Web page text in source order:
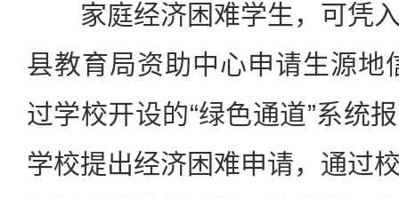
家庭经济困难学生，可凭入
县教育局资助中心申请生源地
过学校开设的“绿色通道”系统
学校提出经济困难申请，通过